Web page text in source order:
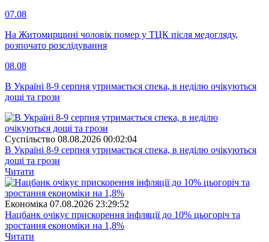
07.08
На Житомирщині чоловік помер у ТЦК після медогляду,
розпочато розслідування
08.08
В Україні 8-9 серпня утримається спека, в неділю очікуються
дощі та грози
Суспiльство 08.08.2026 00:02:04
В Україні 8-9 серпня утримається спека, в неділю очікуються
дощі та грози
Читати
Економіка 07.08.2026 23:29:52
Нацбанк очікує прискорення інфляції до 10% цьогоріч та
зростання економіки на 1,8%
Читати